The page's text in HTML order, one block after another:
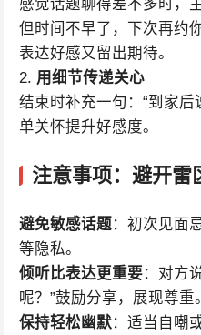
感觉话题聊得差不多时，
但时间不早了，下次再约
表达好感又留出期待。
2. 用细节传递关心
结束时补充一句：“到家
单关怀提升好感度。
注意事项：避开雷
避免敏感话题：初次见面
等隐私。
倾听比表达更重要：对方
呢？”鼓励分享，展现尊重。
保持轻松幽默：适当自嘲